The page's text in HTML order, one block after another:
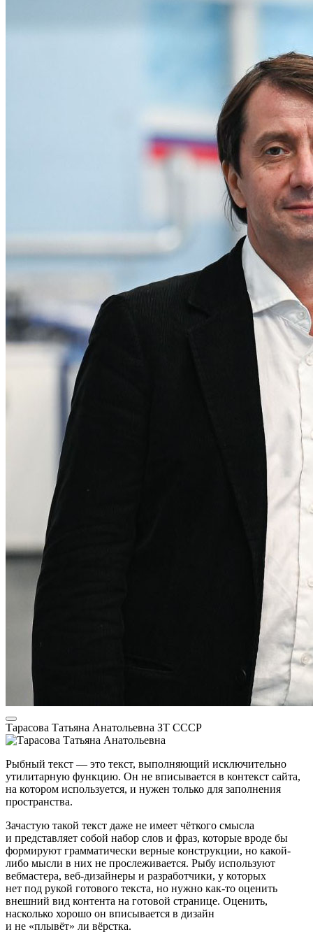
Тарасова Татьяна Анатольевна ЗТ СССР
Рыбный текст — это текст, выполняющий исключительно
утилитарную функцию. Он не вписывается в контекст сайта,
на котором используется, и нужен только для заполнения
пространства.
Зачастую такой текст даже не имеет чёткого смысла
и представляет собой набор слов и фраз, которые вроде бы
формируют грамматически верные конструкции, но какой-
либо мысли в них не прослеживается. Рыбу используют
вебмастера, веб-дизайнеры и разработчики, у которых
нет под рукой готового текста, но нужно как-то оценить
внешний вид контента на готовой странице. Оценить,
насколько хорошо он вписывается в дизайн
и не «плывёт» ли вёрстка.